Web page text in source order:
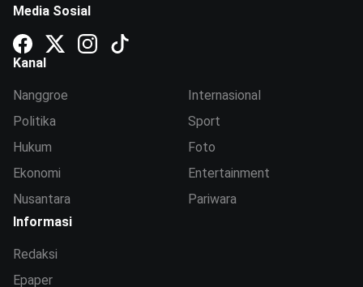
Media Sosial
Kanal
Nanggroe
Politika
Hukum
Ekonomi
Nusantara
Internasional
Sport
Foto
Entertainment
Pariwara
Informasi
Redaksi
Epaper